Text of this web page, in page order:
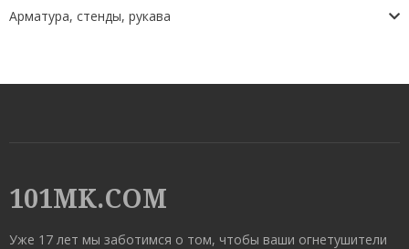
Арматура, стенды, рукава
101MK.COM
Уже 17 лет мы заботимся о том, чтобы ваши огнетушители